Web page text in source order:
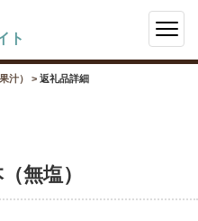
ト
汁） > 返礼品詳細
無塩）